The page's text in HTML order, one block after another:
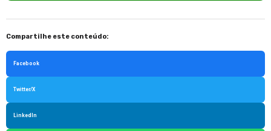
Compartilhe este conteúdo:
Facebook
Twitter/X
LinkedIn